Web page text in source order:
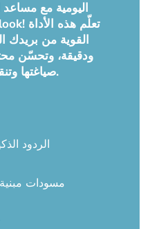
القوية من بريدك
ودقيقة، وتحسّن
صياغتها وتنقيحها بسلاسة ودون أي جهد.
الردود
مسودات